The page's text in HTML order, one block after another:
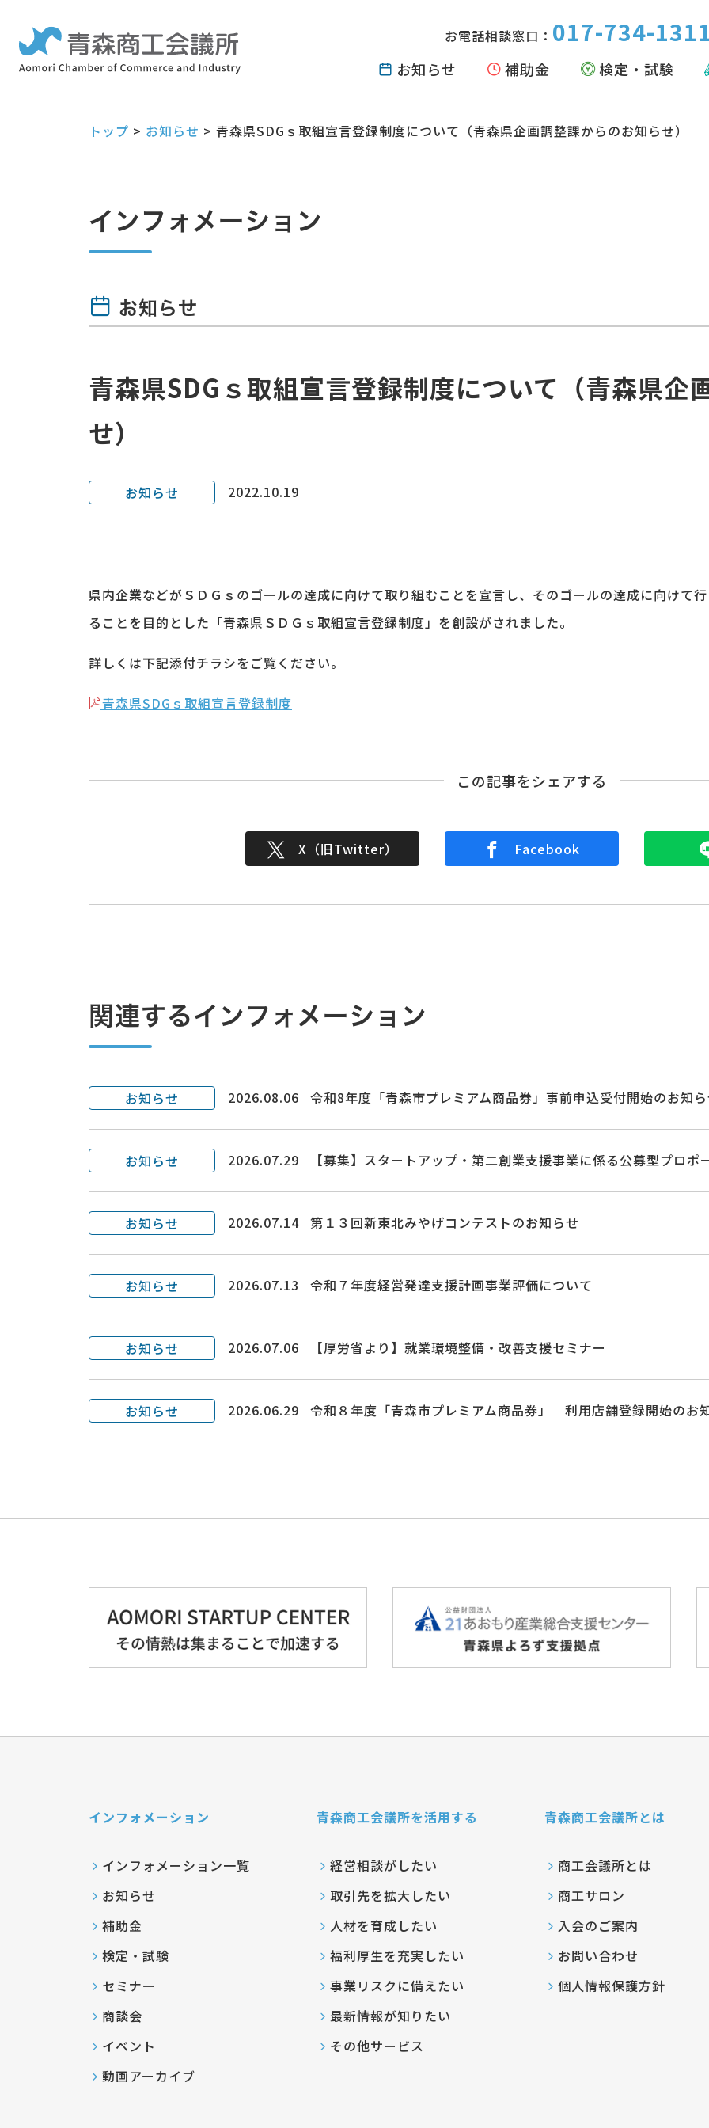
お電話相談窓口： 017-734-
お知らせ 補助金 検定・試験
トップ > お知らせ > 青森県SDGｓ取組宣言登録制度について（青森県企画調整課からのお知らせ）
インフォメーション
お知らせ
青森県SDGｓ取組宣言登録制度について（青森県企
せ）
お知らせ 2022.10.19
県内企業などがＳＤＧｓのゴールの達成に向けて取り組むことを宣言し、そのゴールの達成に向けて
ることを目的とした「青森県ＳＤＧｓ取組宣言登録制度」を創設がされました。
詳しくは下記添付チラシをご覧ください。
青森県SDGｓ取組宣言登録制度
この記事をシェアする
X（旧Twitter） Facebook
関連するインフォメーション
お知らせ 2026.08.06 令和8年度「青森市プレミアム商品券」事前申込受付開始のお知
お知らせ 2026.07.29 【募集】スタートアップ・第二創業支援事業に係る公募型プロ
お知らせ 2026.07.14 第１３回新東北みやげコンテストのお知らせ
お知らせ 2026.07.13 令和７年度経営発達支援計画事業評価について
お知らせ 2026.07.06 【厚労省より】就業環境整備・改善支援セミナー
お知らせ 2026.06.29 令和８年度「青森市プレミアム商品券」 利用店舗登録開始のお
インフォメーション
インフォメーション一覧
お知らせ
補助金
検定・試験
セミナー
商談会
イベント
動画アーカイブ
青森商工会議所を活用する
経営相談がしたい
取引先を拡大したい
人材を育成したい
福利厚生を充実したい
事業リスクに備えたい
最新情報が知りたい
その他サービス
青森商工会議所とは
商工会議所とは
商工サロン
入会のご案内
お問い合わせ
個人情報保護方針